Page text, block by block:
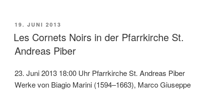
VERÖFFENTLICHT
AM
19. JUNI 2013
Les Cornets Noirs in der Pfarrkirche St.
Andreas Piber
23. Juni 2013 18:00 Uhr Pfarrkirche St. Andreas Piber
Werke von Biagio Marini (1594–1663), Marco Giuseppe